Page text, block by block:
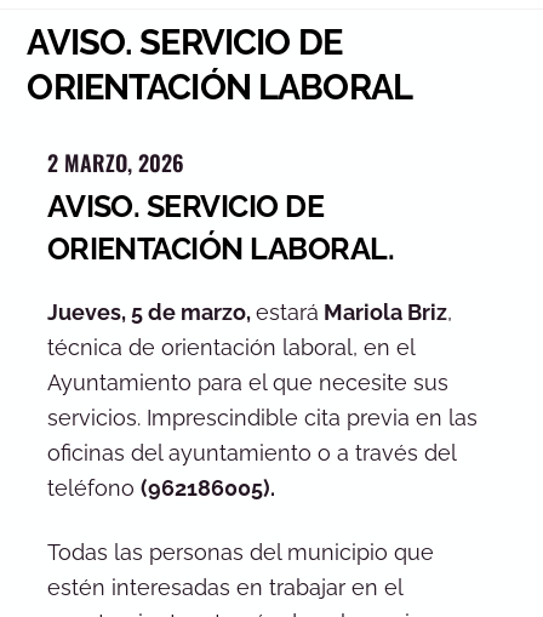
AVISO. SERVICIO DE
ORIENTACIÓN LABORAL
2 MARZO, 2026
AVISO. SERVICIO DE
ORIENTACIÓN LABORAL.
Jueves, 5 de marzo,estará Mariola Briz,
técnica de orientación laboral, en el
Ayuntamiento para el que necesite sus
servicios. Imprescindible cita previa en las
oficinas del ayuntamiento o a través del
teléfono (962186005).
Todas las personas del municipio que
estén interesadas en trabajar en el